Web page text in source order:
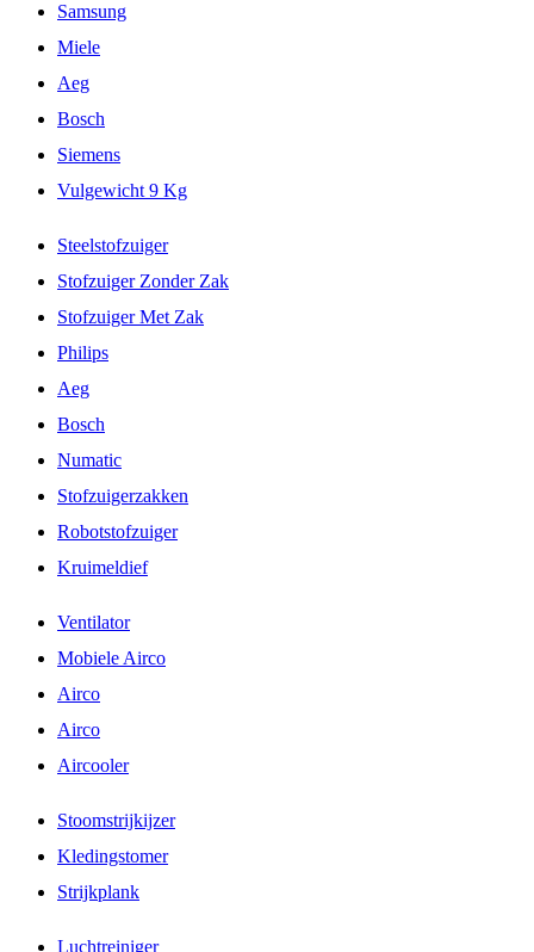
Samsung
Miele
Aeg
Bosch
Siemens
Vulgewicht 9 Kg
Steelstofzuiger
Stofzuiger Zonder Zak
Stofzuiger Met Zak
Philips
Aeg
Bosch
Numatic
Stofzuigerzakken
Robotstofzuiger
Kruimeldief
Ventilator
Mobiele Airco
Airco
Airco
Aircooler
Stoomstrijkijzer
Kledingstomer
Strijkplank
Luchtreiniger